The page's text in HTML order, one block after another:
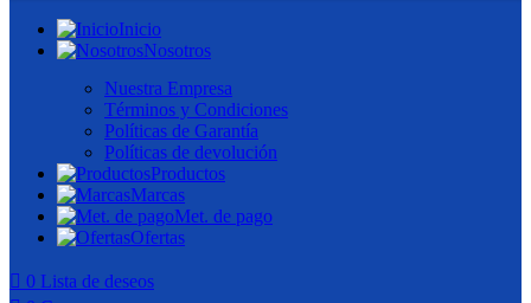
Inicio
Nosotros
Nuestra Empresa
Términos y Condiciones
Políticas de Garantía
Políticas de devolución
Productos
Marcas
Met. de pago
Ofertas
0 Lista de deseos